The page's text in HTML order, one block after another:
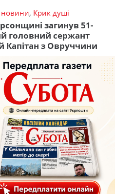
новини, Крик душі
загинув 51-
головний сержант
Капітан з Овруччини